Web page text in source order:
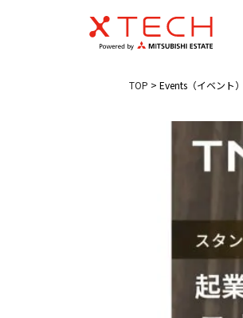
TOP > Events（イベント）